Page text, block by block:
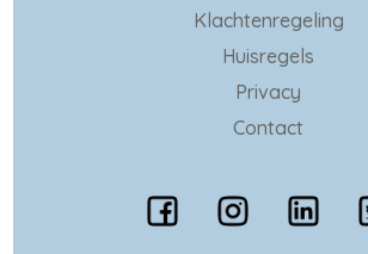
Klachtenregeling
Huisregels
Privacy
Contact